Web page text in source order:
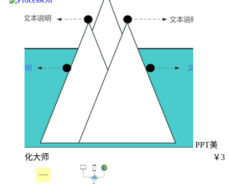
PPT美
化大师
￥3